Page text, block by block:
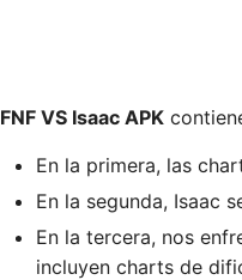
FNF VS Isaac APK
En la primera, las
En la segunda, Isaac
En la tercera, nos
incluyen charts de